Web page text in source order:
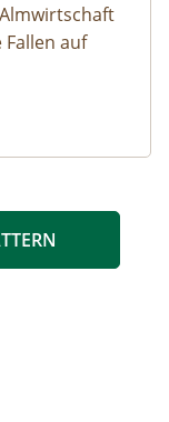
auf